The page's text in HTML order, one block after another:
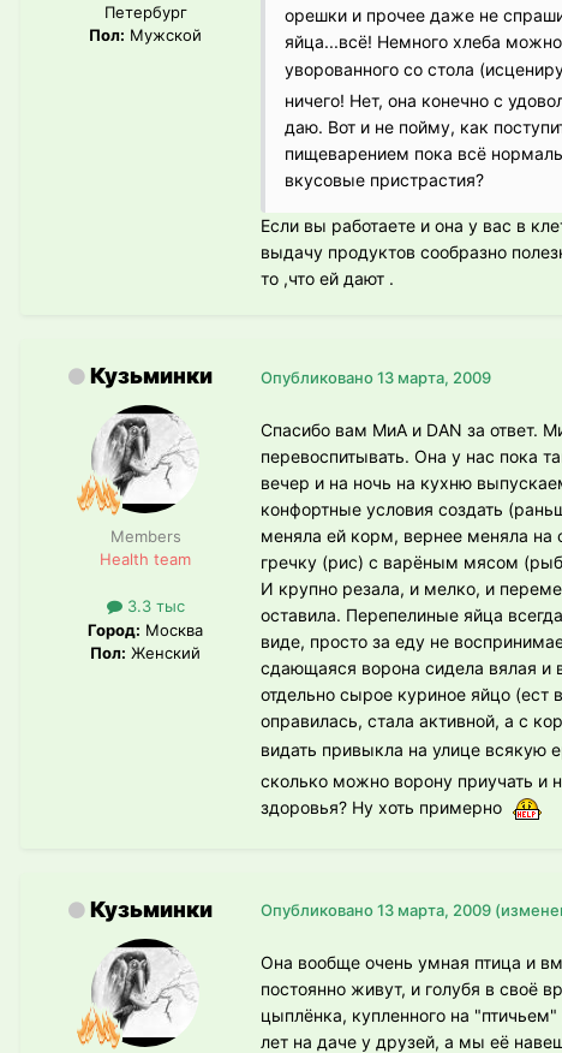
Петербург
Пол: Мужской
орешки и прочее даже не
яйца...всё! Немного хлеба
уворованного со стола
ничего! Нет, она конечно с
даю. Вот и не пойму, как
пищеварением пока всё
вкусовые пристрастия?
Если вы работаете и она у вас в
выдачу продуктов сообразно
то ,что ей дают .
Кузьминки
Members
Health team
3.3 тыс
Город: Москва
Пол: Женский
Опубликовано13 марта, 2009
Спасибо вам МиА и DAN за ответ.
перевоспитывать. Она у нас пока
вечер и на ночь на кухню
конфортные условия создать
меняла ей корм, вернее меняла
гречку (рис) с варёным мясом
И крупно резала, и мелко, и
оставила. Перепелиные яйца
виде, просто за еду не
сдающаяся ворона сидела вялая и
отдельно сырое куриное яйцо (ест
оправилась, стала активной, а с
видать привыкла на улице всякую
сколько можно ворону приучать и
здоровья? Ну хоть примерно
Кузьминки Опубликовано13 марта, 2009
Она вообще очень умная птица и
постоянно живут, и голубя в своё
цыплёнка, купленного на
лет на даче у друзей, а мы её